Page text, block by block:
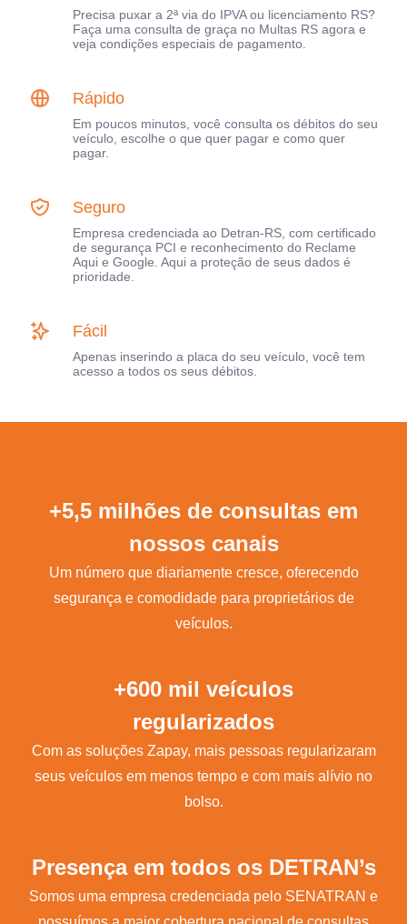
Precisa puxar a 2ª via do IPVA ou licenciamento RS?
Faça uma consulta de graça no Multas RS agora e
veja condições especiais de pagamento.
Rápido
Em poucos minutos, você consulta os débitos do seu
veículo, escolhe o que quer pagar e como quer
pagar.
Seguro
Empresa credenciada ao Detran-RS, com certificado
de segurança PCI e reconhecimento do Reclame
Aqui e Google. Aqui a proteção de seus dados é
prioridade.
Fácil
Apenas inserindo a placa do seu veículo, você tem
acesso a todos os seus débitos.
+5,5 milhões de consultas em
nossos canais
Um número que diariamente cresce, oferecendo
segurança e comodidade para proprietários de
veículos.
+600 mil veículos
regularizados
Com as soluções Zapay, mais pessoas regularizaram
seus veículos em menos tempo e com mais alívio no
bolso.
Presença em todos os DETRAN’s
Somos uma empresa credenciada pelo SENATRAN e